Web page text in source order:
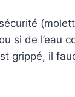
si de l’eau
grippé, il